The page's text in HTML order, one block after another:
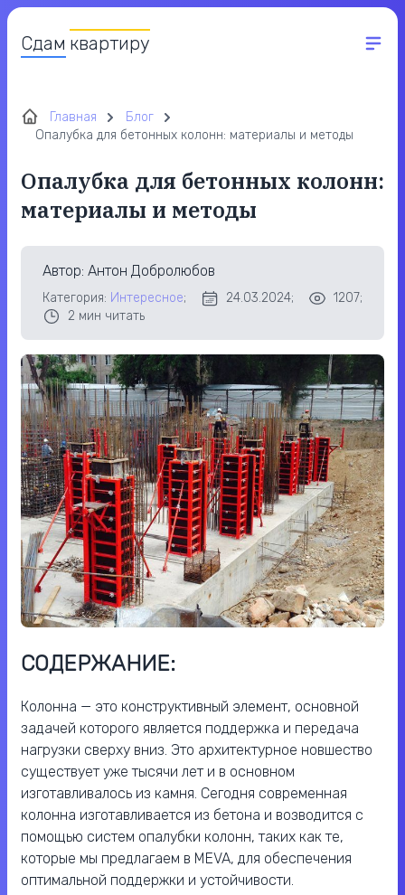
Сдам квартиру
Главная
Блог
Опалубка для бетонных колонн: материалы и методы
Опалубка для бетонных колонн:
материалы и методы
Автор: Антон Добролюбов
Категория: Интересное; 24.03.2024;
1207;
2 мин читать
СОДЕРЖАНИЕ:
Колонна — это конструктивный элемент, основной
задачей которого является поддержка и передача
нагрузки сверху вниз. Это архитектурное новшество
существует уже тысячи лет и в основном
изготавливалось из камня. Сегодня современная
колонна изготавливается из бетона и возводится с
помощью систем опалубки колонн, таких как те,
которые мы предлагаем в MEVA, для обеспечения
оптимальной поддержки и устойчивости.